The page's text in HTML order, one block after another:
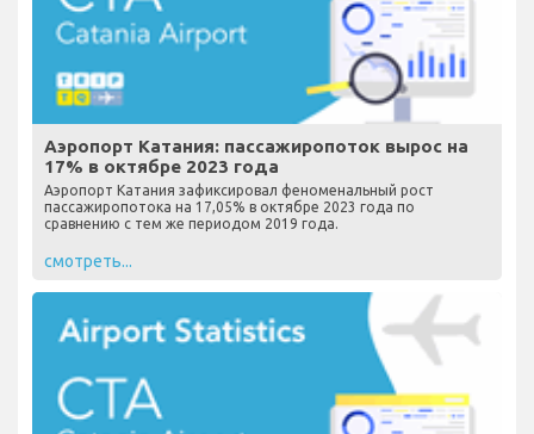
Аэропорт Катания: пассажиропоток вырос на
17% в октябре 2023 года
Аэропорт Катания зафиксировал феноменальный рост
пассажиропотока на 17,05% в октябре 2023 года по
сравнению с тем же периодом 2019 года.
смотреть...